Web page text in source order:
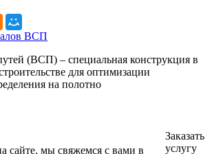
(ВСП) – специальная конструкция в
для оптимизации
на полотно
сайте, мы свяжемся с вами в
Заказать
услугу